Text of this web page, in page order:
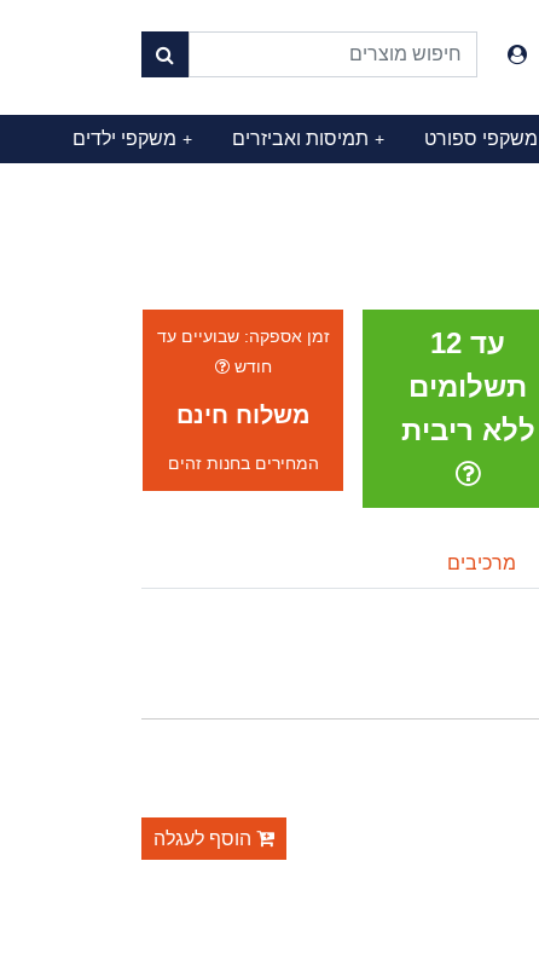
משקפי ספורט תמיסות ואביזרים + משקפי ילדים +
עד 12
תשלומים
ללא ריבית
זמן אספקה: שבועיים עד
חודש
משלוח חינם
המחירים בחנות זהים
מרכיבים
הוסף לעגלה